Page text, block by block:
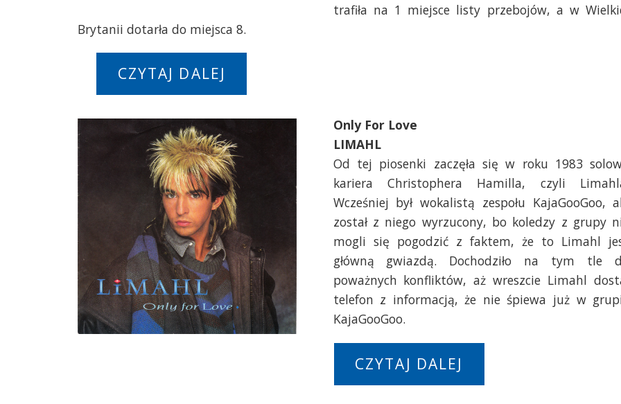
trafiła na 1 miejsce listy przebojów, a w
Brytanii dotarła do miejsca 8.
CZYTAJ DALEJ
Only For Love
LIMAHL
Od tej piosenki zaczęła się w roku 1983
kariera Christophera Hamilla, czyli
Wcześniej był wokalistą zespołu KajaGooGoo,
został z niego wyrzucony, bo koledzy z grupy
mogli się pogodzić z faktem, że to Limahl
główną gwiazdą. Dochodziło na tym tle
poważnych konfliktów, aż wreszcie Limahl
telefon z informacją, że nie śpiewa już w
KajaGooGoo.
CZYTAJ DALEJ